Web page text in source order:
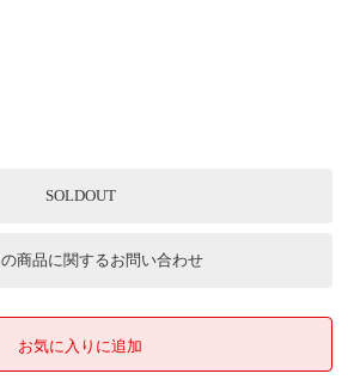
SOLDOUT
商品に関するお問い合わせ